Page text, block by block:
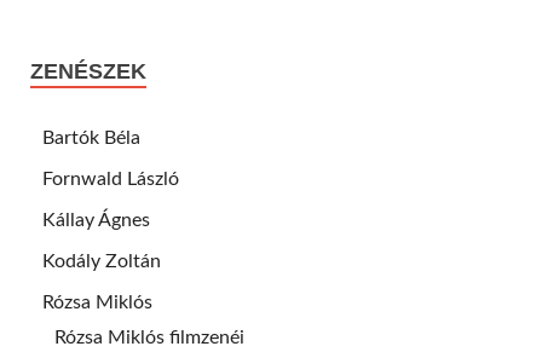
ZENÉSZEK
Bartók Béla
Fornwald László
Kállay Ágnes
Kodály Zoltán
Rózsa Miklós
Rózsa Miklós filmzenéi